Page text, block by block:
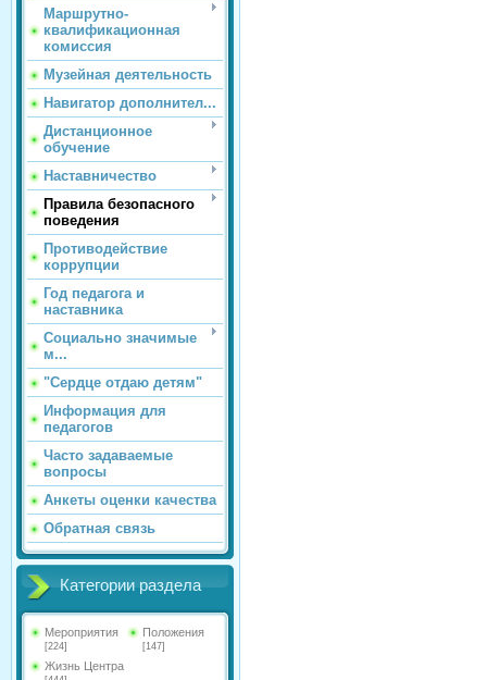
Маршрутно-
квалификационная
комиссия
Музейная деятельность
Навигатор дополнител...
Дистанционное
обучение
Наставничество
Правила безопасного
поведения
Противодействие
коррупции
Год педагога и
наставника
Социально значимые
м...
"Сердце отдаю детям"
Информация для
педагогов
Часто задаваемые
вопросы
Анкеты оценки качества
Обратная связь
Категории раздела
Мероприятия
[224]
Положения
[147]
Жизнь Центра